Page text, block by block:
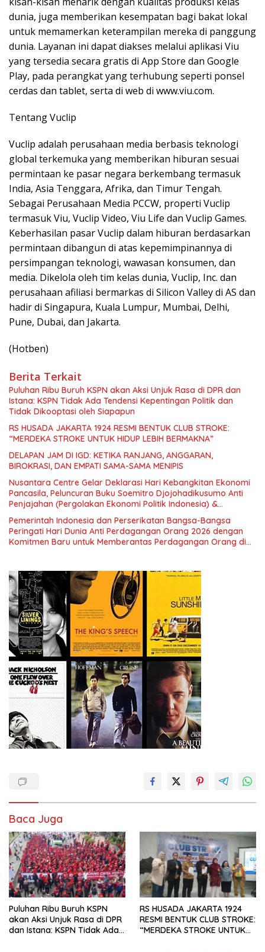
dunia, juga memberikan kesempatan bagi bakat lokal
untuk memamerkan keterampilan mereka di panggung
dunia. Layanan ini dapat diakses melalui aplikasi Viu
yang tersedia secara gratis di App Store dan Google
Play, pada perangkat yang terhubung seperti ponsel
cerdas dan tablet, serta di web di www.viu.com.
Tentang Vuclip
Vuclip adalah perusahaan media berbasis teknologi
global terkemuka yang memberikan hiburan sesuai
permintaan ke pasar negara berkembang termasuk
India, Asia Tenggara, Afrika, dan Timur Tengah.
Sebagai Perusahaan Media PCCW, properti Vuclip
termasuk Viu, Vuclip Video, Viu Life dan Vuclip Games.
Keberhasilan pasar Vuclip dalam hiburan berdasarkan
permintaan dibangun di atas kepemimpinannya di
persimpangan teknologi, wawasan konsumen, dan
media. Dikelola oleh tim kelas dunia, Vuclip, Inc. dan
perusahaan afiliasi bermarkas di Silicon Valley di AS dan
hadir di Singapura, Kuala Lumpur, Mumbai, Delhi,
Pune, Dubai, dan Jakarta.
(Hotben)
Berita Terkait
Puluhan Ribu Buruh KSPN akan Aksi Unjuk Rasa di DPR dan
Istana: KSPN Tidak Ada Tendensi Kepentingan Politik dan
Tidak Dikooptasi oleh Siapapun
RS HUSADA JAKARTA 1924 RESMI BENTUK CLUB STROKE:
“MERDEKA STROKE UNTUK HIDUP LEBIH BERMAKNA”
DELAPAN JAM DI IGD: KETIKA RANJANG, ANGGARAN,
BIROKRASI, DAN EMPATI SAMA-SAMA MENIPIS
Nusantara Centre Gelar Deklarasi Hari Kebangkitan Ekonomi
Pancasila, Peluncuran Buku Soemitro Djojohadikusumo Anti
Penjajahan (Pergolakan Ekonomi Politik Indonesia) &
Simposium Nasional “Urgensi Undang-Undang Perekonomian
Nasional dan Kesejahteraan Sosial dalam Menata Bangsa
Menuju Indonesia Emas 2045”,
Pemerintah Indonesia dan Perserikatan Bangsa-Bangsa
Peringati Hari Dunia Anti Perdagangan Orang 2026 dengan
Komitmen Baru untuk Memberantas Perdagangan Orang di
Baca Juga
Puluhan Ribu Buruh KSPN
akan Aksi Unjuk Rasa di DPR
dan Istana: KSPN Tidak Ada
RS HUSADA JAKARTA 1924
RESMI BENTUK CLUB STROKE:
“MERDEKA STROKE UNTUK